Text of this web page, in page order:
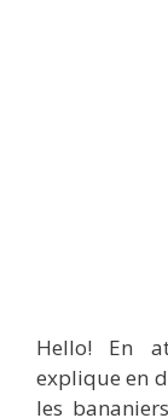
Hello! En
explique en
les